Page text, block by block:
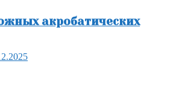
акробатических